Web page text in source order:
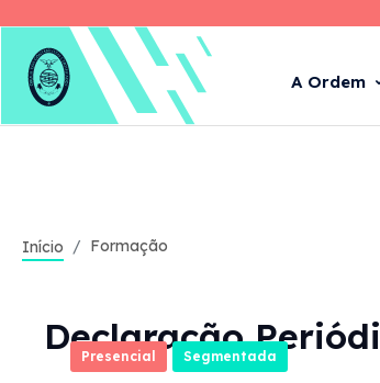
A Ordem
Início Formação
Presencial Segmentada
Declaração